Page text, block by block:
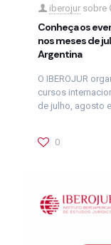
iberojur sobre
Conheça os
nos meses de
Argentina
O IBEROJUR
cursos
de julho, agosto
0